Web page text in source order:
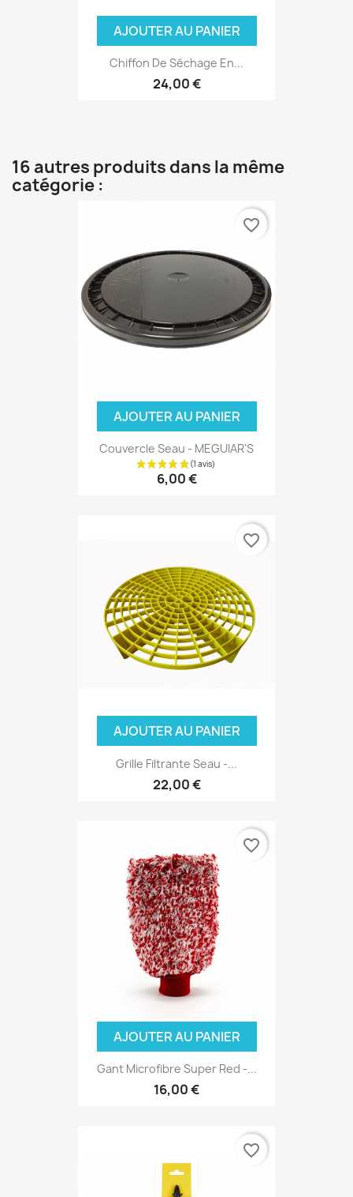
AJOUTER AU PANIER
Chiffon De Séchage En...
24,00 €
16 autres produits dans la même
catégorie :
AJOUTER AU PANIER
Couvercle Seau - MEGUIAR'S
6,00 €
favorite_border
AJOUTER AU PANIER
Grille Filtrante Seau -...
22,00 €
favorite_border
AJOUTER AU PANIER
Gant Microfibre Super Red -...
16,00 €
favorite_border
favorite_border